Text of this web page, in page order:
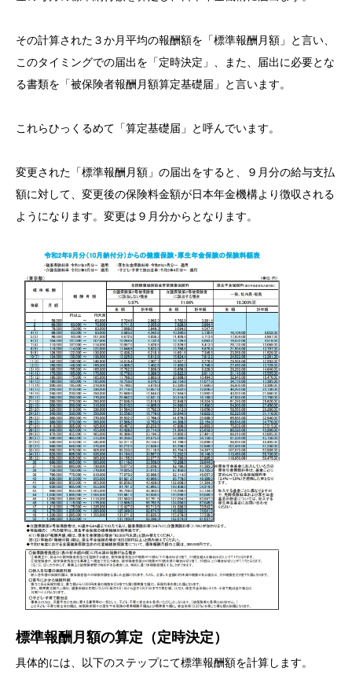
その計算された３か月平均の報酬額を「標準報酬月額」と言い、
このタイミングでの届出を「定時決定」、また、届出に必要とな
る書類を「被保険者報酬月額算定基礎届」と言います。
これらひっくるめて「算定基礎届」と呼んでいます。
変更された「標準報酬月額」の届出をすると、９月分の給与支払
額に対して、変更後の保険料金額が日本年金機構より徴収される
ようになります。変更は９月分からとなります。
標準報酬月額の算定（定時決定）
具体的には、以下のステップにて標準報酬額を計算します。